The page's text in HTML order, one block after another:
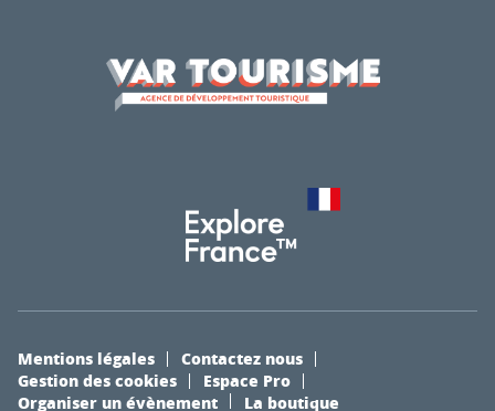
Mentions légales
Contactez nous
Gestion des cookies
Espace Pro
Organiser un évènement
La boutique